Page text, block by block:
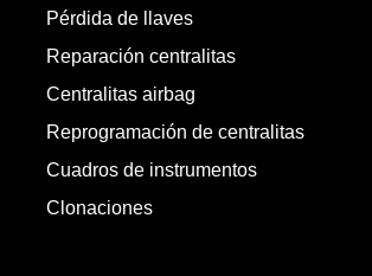
Pérdida de llaves
Reparación centralitas
Centralitas airbag
Reprogramación de centralitas
Cuadros de instrumentos
Clonaciones